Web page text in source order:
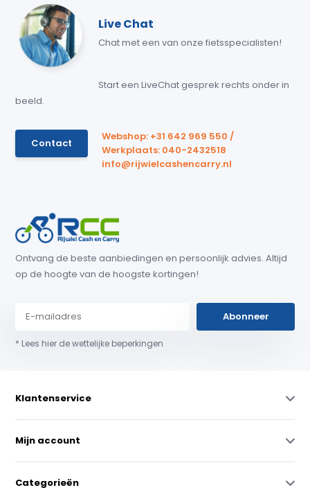
Live Chat
Chat met een van onze fietsspecialisten!
Start een LiveChat gesprek rechts onder in
beeld.
Contact
Webshop: +31 642 969 550 /
Werkplaats: 040-2432518
info@rijwielcashencarry.nl
Ontvang de beste aanbiedingen en persoonlijk advies. Altijd
op de hoogte van de hoogste kortingen!
Abonneer
* Lees hier de wettelijke beperkingen
Klantenservice
Mijn account
Categorieën